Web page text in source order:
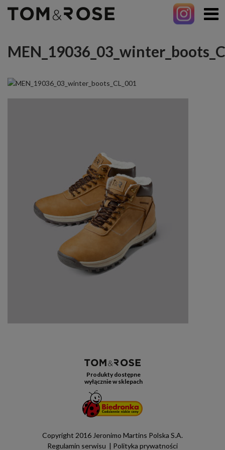
Produkty dostępne
wyłącznie w sklepach
Copyright 2016 Jeronimo Martins Polska S.A.
Regulamin serwisu
Polityka prywatności